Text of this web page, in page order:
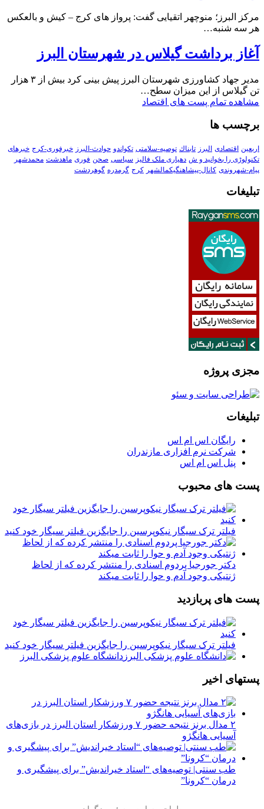
مرکز البرز؛ منوچهر اتقیایی گفت: پرواز های کرج – کیش و بالعکس
هر سه شنبه…
آغاز برداشت گیلاس در شهرستان البرز
مدیر جهاد کشاورزی شهرستان البرز پیش بینی کرد بیش از ۳ هزار
تن گیلاس از این میزان سطح…
مشاهده تمام پست های اقتصاد
برچسب ها
اربعین اقتصادی البرز تابناك توصیه-سلامتی تکواندو حوادث-البرز خبرفوری-کرج خبرهای
تکنولوڑی را بخوانید و ش دهیاری ملک فالیز سیاسی صحن فوری ماهدشت محمدشهر
پیام-شهروندی کانال-پیشاهنگیکمالشهر کرج گرمدره گوهردشت
تبلیغات
مجزی پروژه
تبلیغات
رایگان اس ام اس
شرکت نرم افزاری مازندران
پنل اس ام اس
پست های محبوب
فیلتر ترک سیگار نیکوپرسین را جایگزین فیلتر سیگار خود کنید
دکتر جورجیا پردوم اسنادی را منتشر کرده که از لحاظ
ژنتیکی وجود آدم و حوا را ثابت میکند
پست های پربازدید
فیلتر ترک سیگار نیکوپرسین را جایگزین فیلتر سیگار خود کنید
دانشگاه علوم پزشکی البرز
پستهای اخیر
۲ مدال برنز نتیجه حضور ۷ ورزشکار استان البرز در بازی‌های
آسیایی هانگژو
طب سنتی| توصیه‌‌های “استاد خیراندیش” برای پیشگیری و
درمان “کرونا”